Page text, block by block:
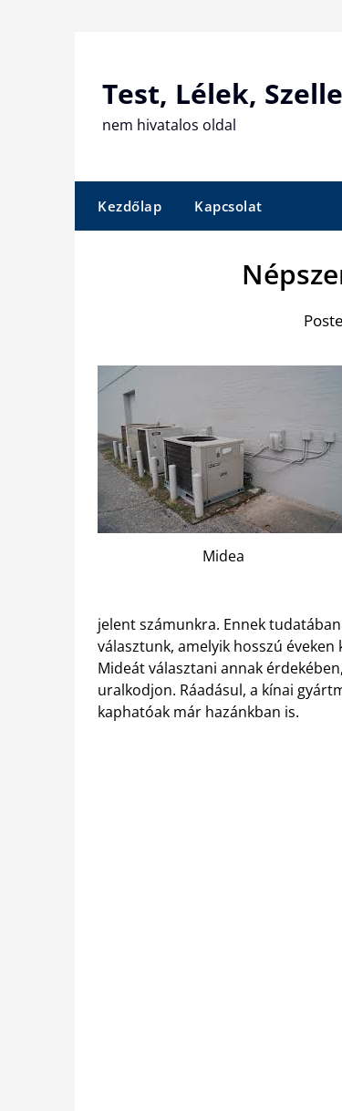
Test, Lélek,
nem hivatalos oldal
Kezdőlap Kapcsolat
Midea
jelent számunkra. Ennek
választunk, amelyik hosszú
Mideát választani annak
uralkodjon. Ráadásul, a kínai
kaphatóak már hazánkban is.